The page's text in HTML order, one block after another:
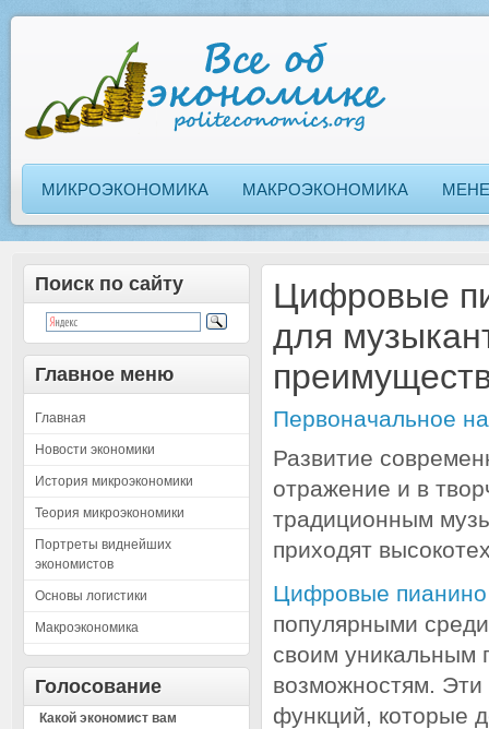
МИКРОЭКОНОМИКА МАКРОЭКОНОМИКА
Поиск по сайту
Главное меню
Главная
Новости экономики
История микроэкономики
Теория микроэкономики
Портреты виднейших
экономистов
Основы логистики
Макроэкономика
Голосование
Какой экономист вам
Цифровые
для
Первоначальное
Развитие
отражение и в
традиционным
приходят
Цифровые пианино
популярными
своим уникальным
возможностям.
функций, которые